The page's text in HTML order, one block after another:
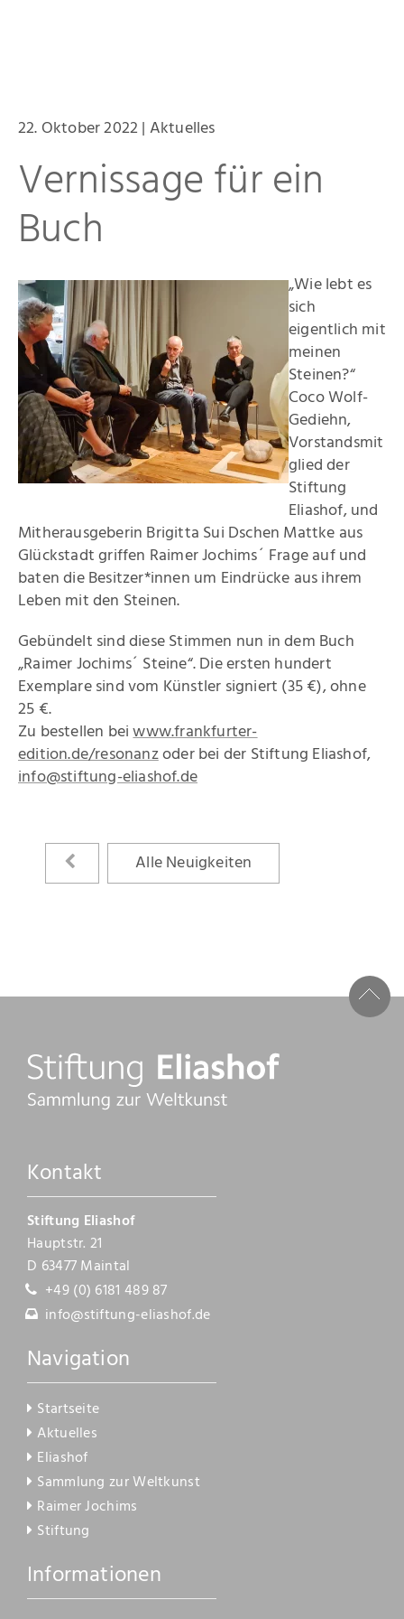
Startseite
Aktuelles
Eliashof
Sammlung zur Weltkunst
Neuzugänge
Sammlungsobjekte
Kataloge
Raimer Jochims
Papierarbeiten
Zeichnungen
Malbücher
Steine
Vita
Stiftung
22. Oktober 2022 | Aktuelles
Vernissage für ein
Buch
„Wie lebt es
sich
eigentlich mit
meinen
Steinen?“
Coco Wolf-
Gediehn,
Vorstandsmit
glied der
Stiftung
Eliashof, und
Mitherausgeberin Brigitta Sui Dschen Mattke aus
Glückstadt griffen Raimer Jochims´ Frage auf und
baten die Besitzer*innen um Eindrücke aus ihrem
Leben mit den Steinen.
Gebündelt sind diese Stimmen nun in dem Buch
„Raimer Jochims´ Steine“. Die ersten hundert
Exemplare sind vom Künstler signiert (35 €), ohne
25 €.
Zu bestellen beiwww.frankfurter-
edition.de/resonanzoder bei der Stiftung Eliashof,
info@stiftung-eliashof.de
Alle Neuigkeiten
Kontakt
Stiftung Eliashof
Hauptstr. 21
D 63477 Maintal
+49 (0) 6181 489 87
info@stiftung-eliashof.de
Navigation
Startseite
Aktuelles
Eliashof
Sammlung zur Weltkunst
Raimer Jochims
Stiftung
Informationen